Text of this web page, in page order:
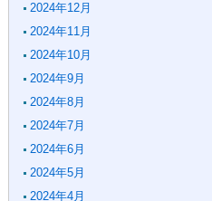
2024年12月
2024年11月
2024年10月
2024年9月
2024年8月
2024年7月
2024年6月
2024年5月
2024年4月